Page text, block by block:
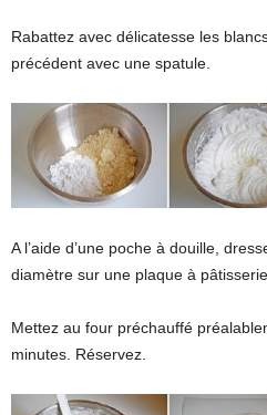
Rabattez avec délicatesse les
précédent avec une spatule.
A l’aide d’une poche à douille,
diamètre sur une plaque à
Mettez au four préchauffé
minutes. Réservez.